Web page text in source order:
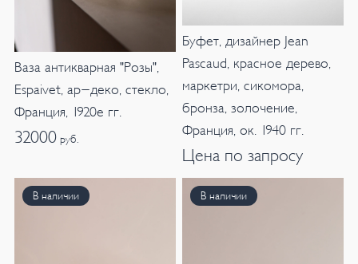
Ваза антикварная "Розы",
Espaivet, ар-деко, стекло,
Франция, 1920е гг.
32000 руб.
Буфет, дизайнер Jean
Pascaud, красное дерево,
маркетри, сикомора,
бронза, золочение,
Франция, ок. 1940 гг.
Цена по запросу
В наличии В наличии